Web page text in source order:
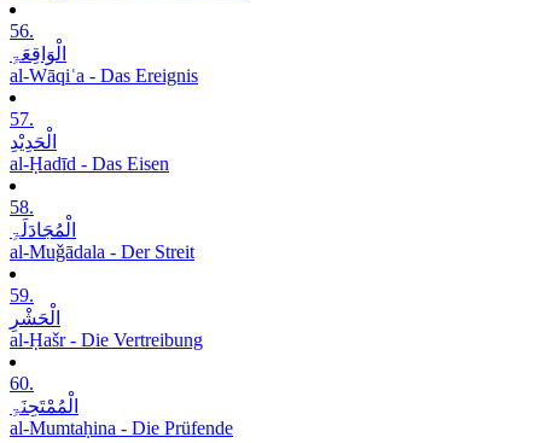
56.
الْوَاقِعَۃِ
al-Wāqiʿa - Das Ereignis
57.
الْحَدِیْدِ
al-Ḥadīd - Das Eisen
58.
الْمُجَادَلَۃِ
al-Muǧādala - Der Streit
59.
الْحَشْرِ
al-Ḥašr - Die Vertreibung
60.
الْمُمْتَحِنَۃِ
al-Mumtaḥina - Die Prüfende